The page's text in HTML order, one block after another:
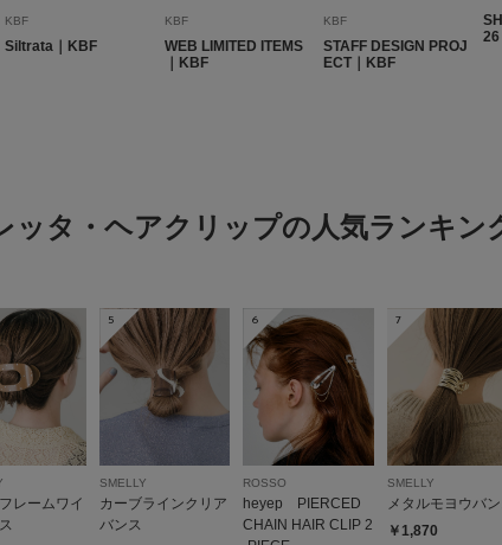
KBF
Siltrata｜KBF
KBF
WEB LIMITED ITEMS
｜KBF
KBF
STAFF DESIGN PROJ
ECT｜KBF
26
ッタ・ヘアクリップの人気ランキン
レームワイ
5
SMELLY
カーブラインクリア
バンス
6
ROSSO
heyep PIERCED
CHAIN HAIR CLIP 2
7
SMELLY
メタルモヨウバン
￥1,870